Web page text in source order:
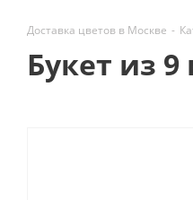
Доставка цветов в Москве -
Букет из